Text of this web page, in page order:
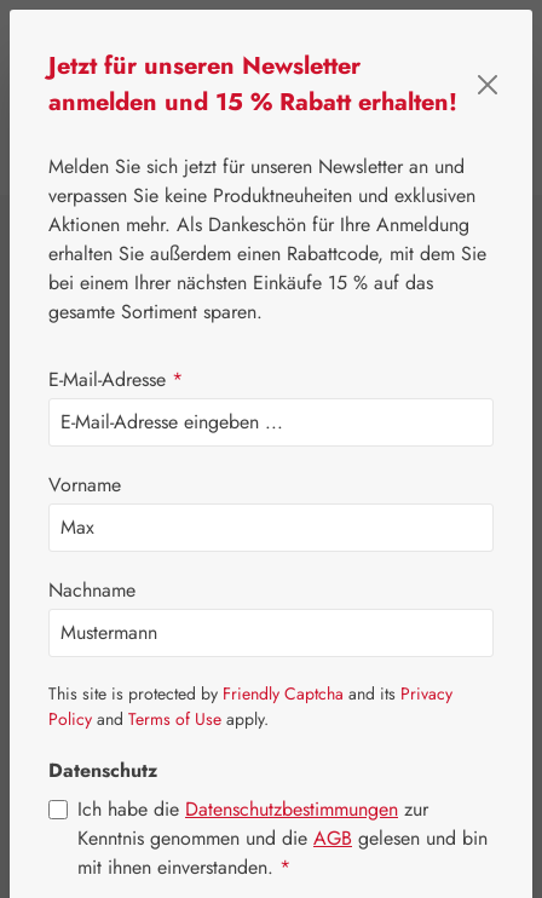
⌂ Handelswaren Kosmetik & Körperpflege
Dr. Ewald Töth®
Basen Mineralbad
Jetzt für unseren Newsletter
anmelden und 15 % Rabatt erhalten!
Melden Sie sich jetzt für unseren Newsletter an und
verpassen Sie keine Produktneuheiten und exklusiven
Aktionen mehr. Als Dankeschön für Ihre Anmeldung
erhalten Sie außerdem einen Rabattcode, mit dem Sie
bei einem Ihrer nächsten Einkäufe 15 % auf das
gesamte Sortiment sparen.
E-Mail-Adresse *
Vorname
Nachname
This site is protected by Friendly Captcha and its Privacy
Policy and Terms of Use apply.
Datenschutz
Ich habe die Datenschutzbestimmungen zur
Kenntnis genommen und die AGB gelesen und bin
mit ihnen einverstanden. *